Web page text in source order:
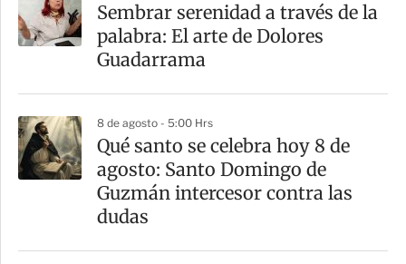
Sembrar serenidad a través de la
palabra: El arte de Dolores
Guadarrama
8 de agosto - 5:00 Hrs
Qué santo se celebra hoy 8 de
agosto: Santo Domingo de
Guzmán intercesor contra las
dudas